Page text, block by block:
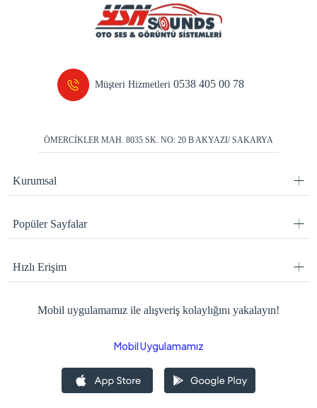
Müşteri Hizmetleri0538 405 00 78
ÖMERCİKLER MAH. 8035 SK. NO: 20 B AKYAZI/ SAKARYA
Kurumsal
Popüler Sayfalar
Hızlı Erişim
Mobil uygulamamız ile alışveriş kolaylığını yakalayın!
Mobil Uygulamamız